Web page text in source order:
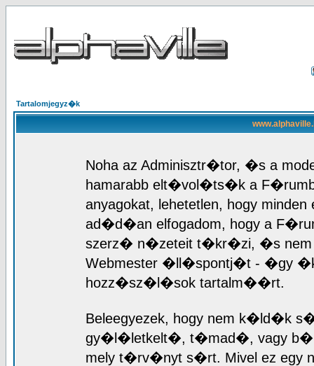
Tartalomjegyz�k
Noha az Adminisztr�tor, �s a
hamarabb elt�vol�ts�k a
anyagokat, lehetetlen, hogy
ad�d�an elfogadom, hogy a
szerz� n�zeteit t�kr�zi, �s nem
Webmester �ll�spontj�t - �gy
hozz�sz�l�sok tartalm��rt.
Beleegyezek, hogy nem k�ld�k
gy�l�letkelt�, t�mad�, vagy
mely t�rv�nyt s�rt. Mivel ez egy